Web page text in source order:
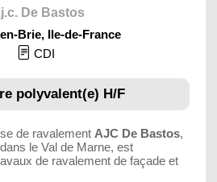
De Bastos
Brie, Ile-de-France
CDI
polyvalent(e) H/F
de ravalement AJC De Bastos,
le Val de Marne, est
de ravalement de façade et